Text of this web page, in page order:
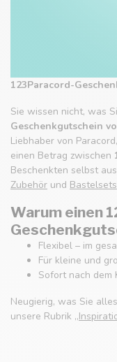
123Paracord-
Sie wissen nicht, was
Geschenkgutschein
Liebhaber von
einen Betrag zwischen
Beschenkten selbst
Zubehör und Bastelsets
Warum einen
Flexibel – im
Für kleine und
Sofort nach dem
Neugierig, was Sie
unsere Rubrik